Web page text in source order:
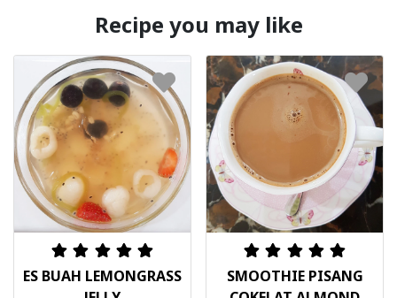
Recipe you may like
ES BUAH LEMONGRASS
SMOOTHIE PISANG